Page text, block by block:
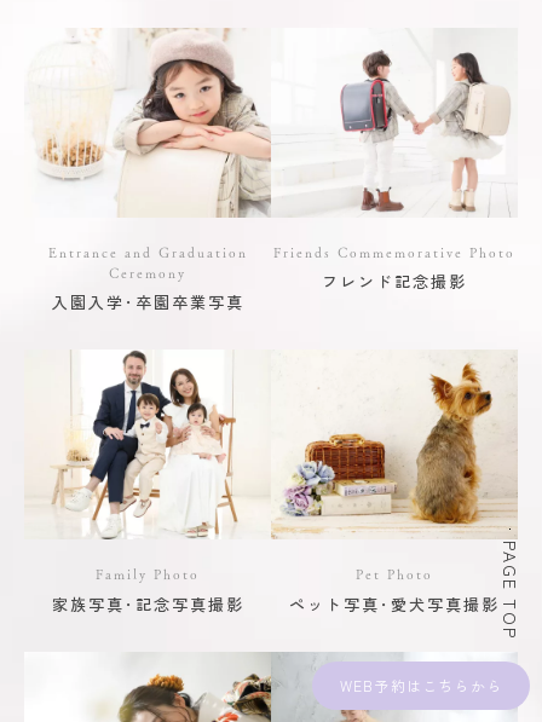
WEB予約
Entrance and Graduation
Ceremony
入園入学･卒園卒業写真
Friends Commemorative Photo
フレンド記念撮影
Family Photo
家族写真･記念写真撮影
Pet Photo
ペット写真･愛犬写真撮影 PAGE TOP